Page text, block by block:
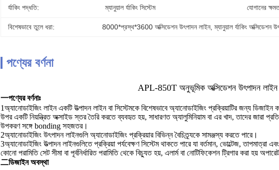
র্যাকিং পদ্ধতি: ম্যানুয়াল র্যাকিং সিস্টেম যোগানের
বিশেষভাবে তুলে ধরা: 8000*প্রস্থ*3600 অক্সিডেশন উৎপাদন লাইন, ম্যানুয়াল র্যাকিং অক্সিডেশন
পণ্যের বর্ণনা
APL-850T অনুভূমিক অক্সিডেশন উৎপাদন
一পণ্যের বর্ণনাঃ
1অ্যানোডাইজিং লাইন একটি উত্পাদন লাইন বা সিস্টেমকে বিশেষভাবে অ্যানোডাইজিং প্রক্রিয়াটির জন্য ডিজাইন
উপর একটি নিয়ন্ত্রিত অক্সাইড স্তর তৈরি করতে ব্যবহৃত হয়, সাধারণত অ্যালুমিনিয়াম বা এর খাদ, তাদের জারা
উপকরণ সঙ্গে bonding সহজতর।
2অ্যানোডাইজিং উৎপাদন লাইনগুলি অ্যানোডাইজিং প্রক্রিয়ার বিভিন্ন বৈচিত্র্যকে সামঞ্জস্য করতে পারে।
3অ্যানোডাইজিং উত্পাদন লাইনগুলিতে প্রক্রিয়া পর্যবেক্ষণ সিস্টেম থাকতে পারে যা বর্তমান, ভোল্টেজ,
কোনো পরামিতি সেট সীমা বা পূর্বনির্ধারিত পরামিতি থেকে বিচ্যুত হয়, এলার্ম বা নোটিফিকেশন ট্রিগার করা হয়
二ডিজাইন অবস্থা